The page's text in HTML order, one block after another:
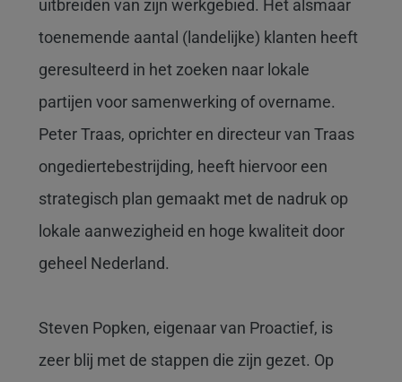
uitbreiden van zijn werkgebied. Het alsmaar
toenemende aantal (landelijke) klanten heeft
geresulteerd in het zoeken naar lokale
partijen voor samenwerking of overname.
Peter Traas, oprichter en directeur van Traas
ongediertebestrijding, heeft hiervoor een
strategisch plan gemaakt met de nadruk op
lokale aanwezigheid en hoge kwaliteit door
geheel Nederland.
Steven Popken, eigenaar van Proactief, is
zeer blij met de stappen die zijn gezet. Op